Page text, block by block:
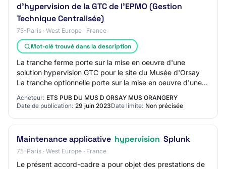
d'hypervision de la GTC de l'EPMO (Gestion
Technique Centralisée)
75-Paris · West Europe · France
Mot-clé trouvé dans la description
La tranche ferme porte sur la mise en oeuvre d'une
solution hypervision GTC pour le site du Musée d'Orsay
La tranche optionnelle porte sur la mise en oeuvre d'une
Acheteur: ETS PUB DU MUS D ORSAY MUS ORANGERY
Date de publication: 29 juin 2023Date limite: Non précisée
Maintenance applicative hypervision Splunk
75-Paris · West Europe · France
Le présent accord-cadre a pour objet des prestations de